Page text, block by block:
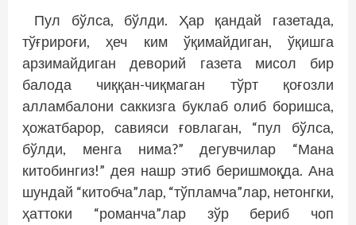
Пул бўлса, бўлди. Ҳар қандай газетада,
тўғрироғи, ҳеч ким ўқимайдиган, ўқишга
арзимайдиган деворий газета мисол бир
балода чиққан-чиқмаган тўрт қоғозли
алламбалони саккизга буклаб олиб боришса,
ҳожатбарор, савияси ғовлаган, “пул бўлса,
бўлди, менга нима?” дегувчилар “Мана
китобингиз!” дея нашр этиб беришмоқда. Ана
шундай “китобча”лар, “тўпламча”лар, нетонгки,
ҳаттоки “романча”лар зўр бериб чоп